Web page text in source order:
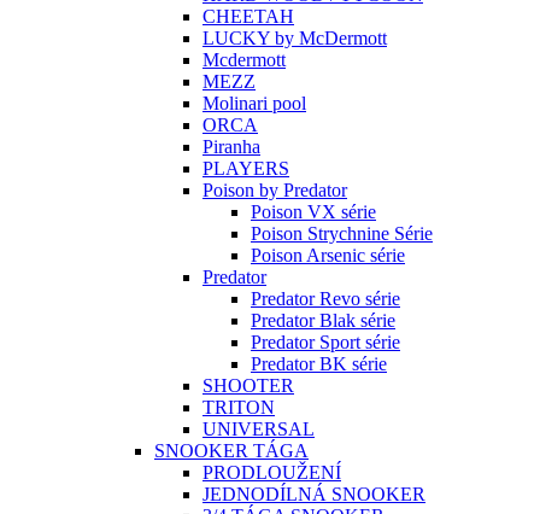
CHEETAH
LUCKY by McDermott
Mcdermott
MEZZ
Molinari pool
ORCA
Piranha
PLAYERS
Poison by Predator
Poison VX série
Poison Strychnine Série
Poison Arsenic série
Predator
Predator Revo série
Predator Blak série
Predator Sport série
Predator BK série
SHOOTER
TRITON
UNIVERSAL
SNOOKER TÁGA
PRODLOUŽENÍ
JEDNODÍLNÁ SNOOKER